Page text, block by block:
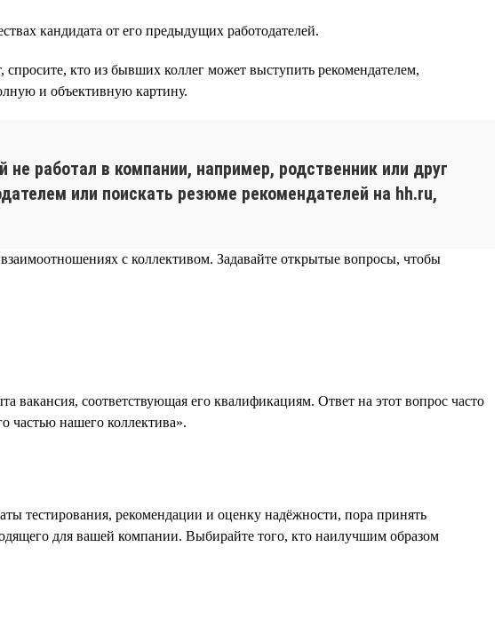
кандидата от его предыдущих работодателей.
кто из бывших коллег может выступить рекомендателем,
и объективную картину.
работал в компании, например, родственник или друг
или поискать резюме рекомендателей на hh.ru,
с коллективом. Задавайте открытые вопросы, чтобы
вакансия, соответствующая его квалификациям. Ответ на этот вопрос часто
частью нашего коллектива».
тестирования, рекомендации и оценку надёжности, пора принять
для вашей компании. Выбирайте того, кто наилучшим образом